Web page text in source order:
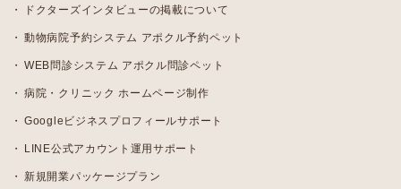
ドクターズインタビューの掲載について
動物病院予約システム アポクル予約ペット
WEB問診システム アポクル問診ペット
病院・クリニック ホームページ制作
Googleビジネスプロフィールサポート
LINE公式アカウント運用サポート
新規開業パッケージプラン